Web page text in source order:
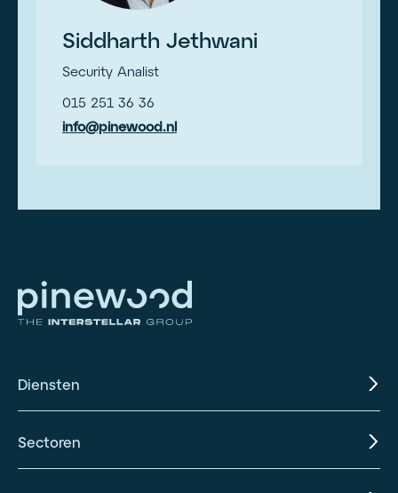
Siddharth Jethwani
Security Analist
015 251 36 36
info@pinewood.nl
Diensten
Sectoren